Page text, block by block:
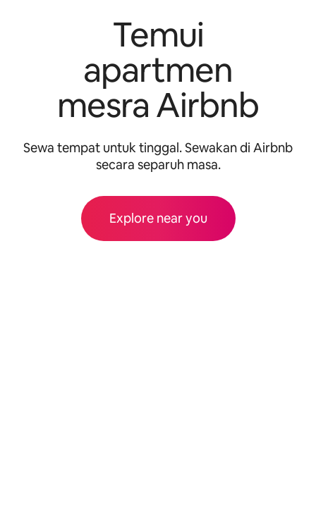
Temui
apartmen
mesra Airbnb
Sewa tempat untuk tinggal. Sewakan di Airbnb
secara separuh masa.
Explore near you